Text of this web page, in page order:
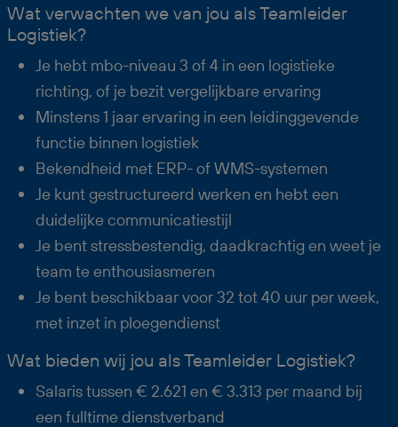
Wat verwachten we van jou als Teamleider
Logistiek?
Je hebt mbo-niveau 3 of 4 in een logistieke
richting, of je bezit vergelijkbare ervaring
Minstens 1 jaar ervaring in een leidinggevende
functie binnen logistiek
Bekendheid met ERP- of WMS-systemen
Je kunt gestructureerd werken en hebt een
duidelijke communicatiestijl
Je bent stressbestendig, daadkrachtig en weet je
team te enthousiasmeren
Je bent beschikbaar voor 32 tot 40 uur per week,
met inzet in ploegendienst
Wat bieden wij jou als Teamleider Logistiek?
Salaris tussen € 2.621 en € 3.313 per maand bij
een fulltime dienstverband